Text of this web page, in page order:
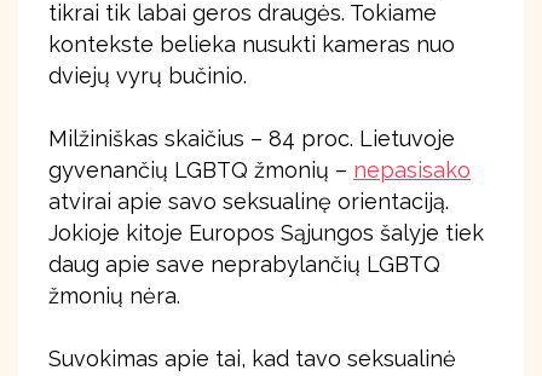
tikrai tik labai geros draugės. Tokiame
kontekste belieka nusukti kameras nuo
dviejų vyrų bučinio.
Milžiniškas skaičius – 84 proc. Lietuvoje
gyvenančių LGBTQ žmonių – nepasisako
atvirai apie savo seksualinę orientaciją.
Jokioje kitoje Europos Sąjungos šalyje tiek
daug apie save neprabylančių LGBTQ
žmonių nėra.
Suvokimas apie tai, kad tavo seksualinė